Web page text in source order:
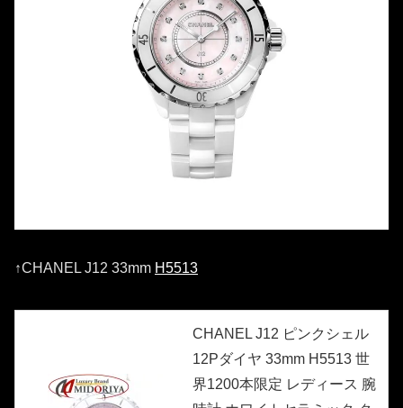
↑CHANEL J12 33mm H5513
CHANEL J12 ピンクシェル
12Pダイヤ 33mm H5513 世
界1200本限定 レディース 腕